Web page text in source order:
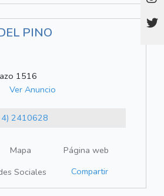
PINO
1516
Ver Anuncio
2410628
Mapa
Página web
Sociales Compartir